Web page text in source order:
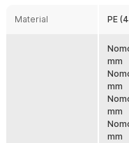
Overview
Gunakan senar pancing PE
kuat, halus, dan tahan
digunakan di laut, sungai,
maupun fight ikan besar.
Material PE
mm
mm
mm
mm